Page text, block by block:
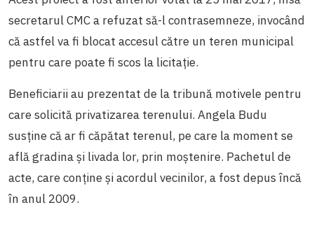
secretarul CMC a refuzat să-l contrasemneze, invocând
că astfel va fi blocat accesul către un teren municipal
pentru care poate fi scos la licitație.
Beneficiarii au prezentat de la tribună motivele pentru
care solicită privatizarea terenului. Angela Budu
susține că ar fi căpătat terenul, pe care la moment se
află gradina și livada lor, prin moștenire. Pachetul de
acte, care conține și acordul vecinilor, a fost depus încă
în anul 2009.